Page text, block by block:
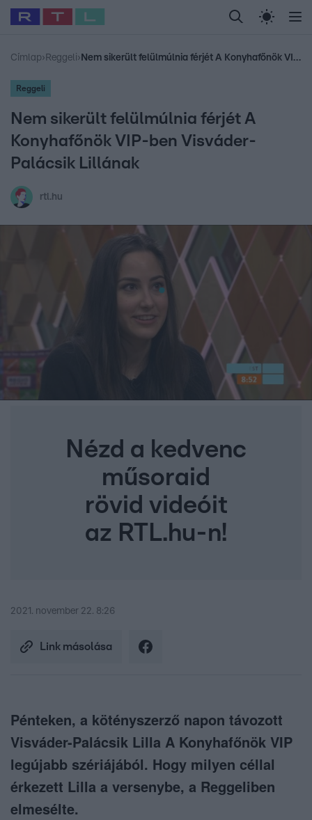
Legfrissebb RTL Híradó Randi Celeb vagyok,
Babits Marcella Most Wanted Gallusz
Címlap› Reggeli› Nem sikerült felülmúlnia férjét A Konyhafőnök VIP-ben Visváder-Palácsik Lillának
Reggeli
Nem sikerült felülmúlnia férjét A
Konyhafőnök VIP-ben Visváder-
Palácsik Lillának
rtl.hu
Nézd a kedvenc
műsoraid
rövid videóit
az RTL.hu-n!
2021. november 22. 8:26
Link másolása
Pénteken, a kötényszerző napon távozott
Visváder-Palácsik Lilla A Konyhafőnök VIP
legújabb szériájából. Hogy milyen céllal
érkezett Lilla a versenybe, a Reggeliben
elmesélte.